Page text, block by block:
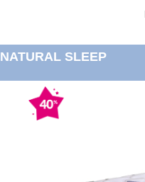
NATURAL SLEEP